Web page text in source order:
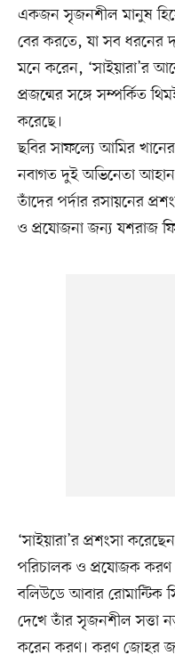
একজন সৃজনশীল মানুষ
বের করতে, যা সব ধরনের
মনে করেন, ‘সাইয়ারা’র
প্রজন্মের সঙ্গে সম্পর্কিত
করেছে।
ছবির সাফল্যে আমির
নবাগত দুই অভিনেতা
তাঁদের পর্দার রসায়নের
ও প্রযোজনা জন্য যশরাজ
‘সাইয়ারা’র প্রশংসা
পরিচালক ও প্রযোজক
বলিউডে আবার রোমান্টিক
দেখে তাঁর সৃজনশীল সত্তা
করেন করণ। করণ জোহর